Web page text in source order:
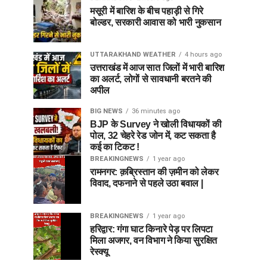
मसूरी में बारिश के बीच पहाड़ी से गिरे
बोल्डर, सरकारी आवास को भारी नुकसान
UTTARAKHAND WEATHER 4 hours ago
उत्तराखंड में आज सात जिलों में भारी बारिश
का अलर्ट, लोगों से सावधानी बरतने की
अपील
BIG NEWS 36 minutes ago
BJP के Survey ने खोली विधायकों की
पोल, 32 चेहरे रेड जोन में, कट सकता है
कई का टिकट !
BREAKINGNEWS 1 year ago
रामनगर: क़ब्रिस्तान की ज़मीन को लेकर
विवाद, दफनाने से पहले उठा बवाल |
BREAKINGNEWS 1 year ago
हरिद्वार: गंगा घाट किनारे पेड़ पर लिपटा
मिला अजगर, वन विभाग ने किया सुरक्षित
रेस्क्यू